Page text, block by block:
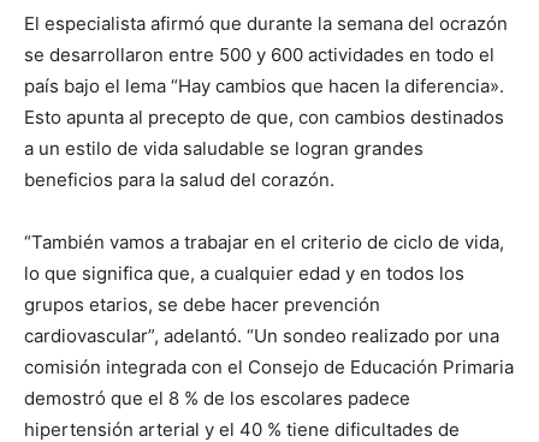
El especialista afirmó que durante la semana del ocrazón
se desarrollaron entre 500 y 600 actividades en todo el
país bajo el lema “Hay cambios que hacen la diferencia».
Esto apunta al precepto de que, con cambios destinados
a un estilo de vida saludable se logran grandes
beneficios para la salud del corazón.
“También vamos a trabajar en el criterio de ciclo de vida,
lo que significa que, a cualquier edad y en todos los
grupos etarios, se debe hacer prevención
cardiovascular”, adelantó. “Un sondeo realizado por una
comisión integrada con el Consejo de Educación Primaria
demostró que el 8 % de los escolares padece
hipertensión arterial y el 40 % tiene dificultades de